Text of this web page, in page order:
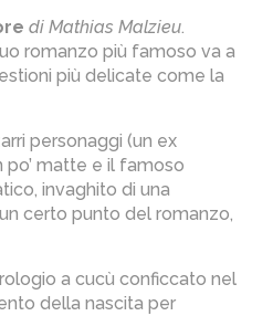
di Mathias Malzieu.
romanzo più famoso va a
più delicate come la
personaggi (un ex
matte e il famoso
invaghito di una
certo punto del romanzo,
a cucù conficcato nel
della nascita per